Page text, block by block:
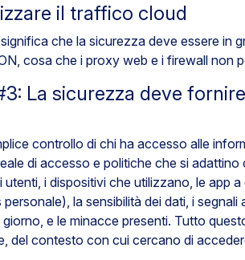
il traffico cloud
che la sicurezza deve essere in
cosa che i proxy web e i firewall non
La sicurezza deve
controllo di chi ha accesso alle
di accesso e politiche che si adattino
utenti, i dispositivi che utilizzano, le app
la sensibilità dei dati, i segnali
e le minacce presenti. Tutto
del contesto con cui cercano di